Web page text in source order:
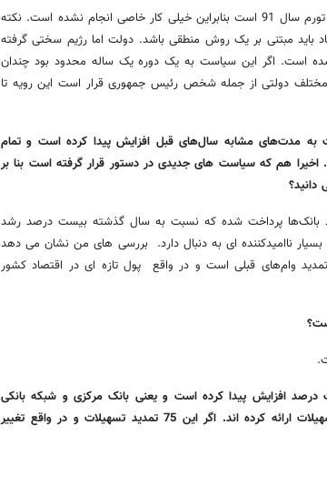
چون کاهشی که شاهد آن هستیم در واقع تخلیه تورم سال 91 است بنابراین خیلی کار خاصی انجام نشده است. نکته
مبتنی بر یک روش منطقی باشد. دولت اما رژیم سختی گرفته
است. اگر این سیاست به یک دوره یک ساله محدود بود چندان
مختلف دولتی از جمله شخص رئیس جمهوری قرار است این رویه تا
به مدت‌های مشابه سال‌های قبل افزایش پیدا کرده است و تمام
هم که سیاست های جدیدی در دستور قرار گرفته است بنا بر
دانید؟
اعتبار توسط بانک‌ها پرداخت شده که نسبت به سال گذشته بیست درصد رشد
ناامیدکننده ای به دنبال دارد. بررسی های من نشان می دهد
میلیارد تومان حدود 75 درصد تمدید وام‌های قبلی است و در واقع پول تازه ای در اقتصاد کشور
افزایش پیدا کرده است و یعنی بانک مرکزی و شبکه بانکی
همان قدری که اضافه تر سپرده گذاری کردند تسهیلات ارائه کرده اند. اگر این 75 تمدید تسهیلات و در واقع تغییر